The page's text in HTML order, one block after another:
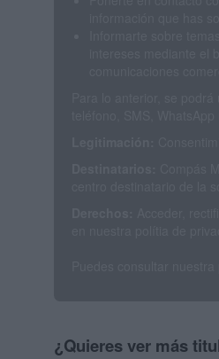
¿Quieres ver más